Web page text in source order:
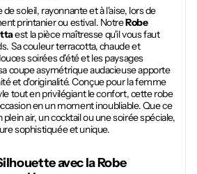
soleil, rayonnante et à l'aise, lors de
printanier ou estival. NotreRobe
est la pièce maîtresse qu'il vous faut
Sa couleur terracotta, chaude et
soirées d'été et les paysages
coupe asymétrique audacieuse apporte
et d'originalité. Conçue pour la femme
tout en privilégiant le confort, cette robe
en un moment inoubliable. Que ce
air, un cocktail ou une soirée spéciale,
sophistiquée et unique.
avec laRobe